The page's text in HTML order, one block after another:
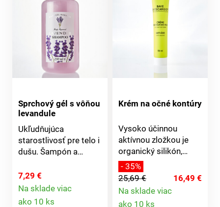
Sprchový gél s vôňou
levandule
Ukľudňujúca
starostlivosť pre telo i
dušu. Šampón a
Raphael Rosalee
Cosmetics s vôňou
levandule. Čistá
7,29 €
Na sklade viac
ako 10 ks
Krém na očné kontúry
Vysoko účinnou
aktívnou zložkou je
organický silikón,
ktorý umožňuje
optimálnu regeneráciu
pokožky a pôsobí
proti jej starnutiu. Na
- 35%
25,69 €
16,49 €
Na sklade viac
ako 10 ks